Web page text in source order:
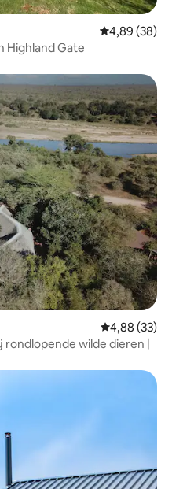
Gemiddelde
4,89 (38)
Highland Gate
Gemiddelde
4,88 (33)
rondlopende wilde dieren |